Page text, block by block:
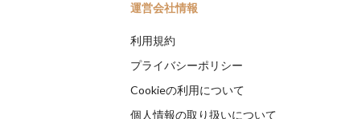
運営会社情報
利用規約
プライバシーポリシー
Cookieの利用について
個人情報の取り扱いについて